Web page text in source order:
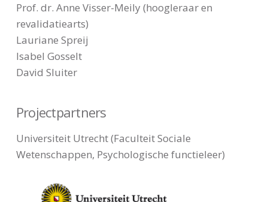
Prof. dr. Anne Visser-Meily (hoogleraar en
revalidatiearts)
Lauriane Spreij
Isabel Gosselt
David Sluiter
Projectpartners
Universiteit Utrecht (Faculteit Sociale
Wetenschappen, Psychologische functieleer)